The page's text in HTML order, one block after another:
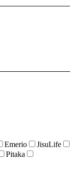
Emerio
JisuLife
Pitaka